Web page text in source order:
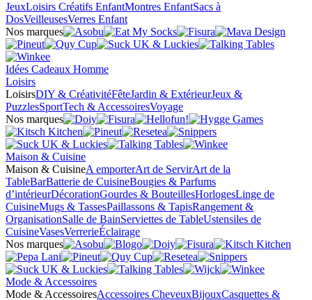
JeuxLoisirs Créatifs EnfantMontres EnfantSacs à
DosVeilleusesVerres Enfant
Nos marques
Idées Cadeaux Homme
Loisirs
LoisirsDIY & CréativitéFêteJardin & ExtérieurJeux &
PuzzlesSportTech & AccessoiresVoyage
Nos marques
Maison & Cuisine
Maison & CuisineA emporterArt de ServirArt de la
TableBarBatterie de CuisineBougies & Parfums
d’intérieurDécorationGourdes & BouteillesHorlogesLinge de
CuisineMugs & TassesPaillassons & TapisRangement &
OrganisationSalle de BainServiettes de TableUstensiles de
CuisineVasesVerrerieÉclairage
Nos marques
Mode & Accessoires
Mode & AccessoiresAccessoires CheveuxBijouxCasquettes &